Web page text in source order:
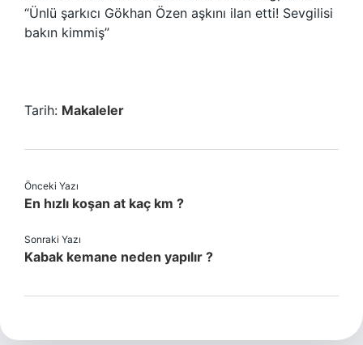
“Ünlü şarkıcı Gökhan Özen aşkını ilan etti! Sevgilisi
bakın kimmiş”
Tarih: Makaleler
Önceki Yazı
En hızlı koşan at kaç km ?
Sonraki Yazı
Kabak kemane neden yapılır ?